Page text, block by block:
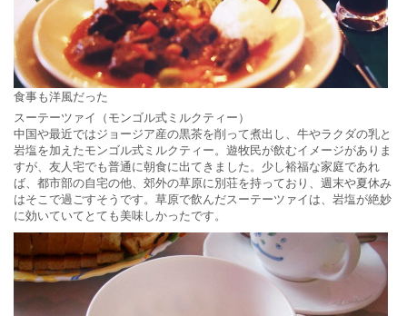
食事も洋風だった
スーテーツァイ（モンゴル式ミルクティー）
中国や最近ではジョージア産の黒茶を削って煮出し、牛やラクダの乳と
岩塩を加えたモンゴル式ミルクティー。遊牧民が飲むイメージがありま
すが、友人宅でも普通に朝食に出てきました。少し裕福な家庭であれ
ば、都市部の自宅の他、郊外の草原に別荘を持っており、週末や夏休み
はそこで過ごすそうです。草原で飲んだスーテーツァイは、岩塩が絶妙
に効いていてとても美味しかったです。